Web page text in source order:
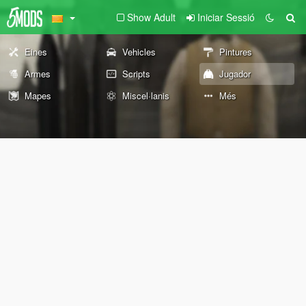
Show Adult Iniciar Sessió
Eines Vehicles
Pintures
Armes
Scripts
Jugador
Mapes
Miscel·lanis Més